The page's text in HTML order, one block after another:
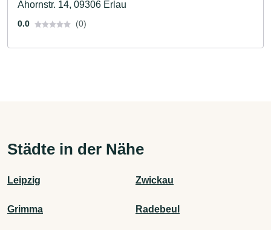
Ahornstr. 14, 09306 Erlau
0.0 (0)
Städte in der Nähe
Leipzig Zwickau
Grimma Radebeul